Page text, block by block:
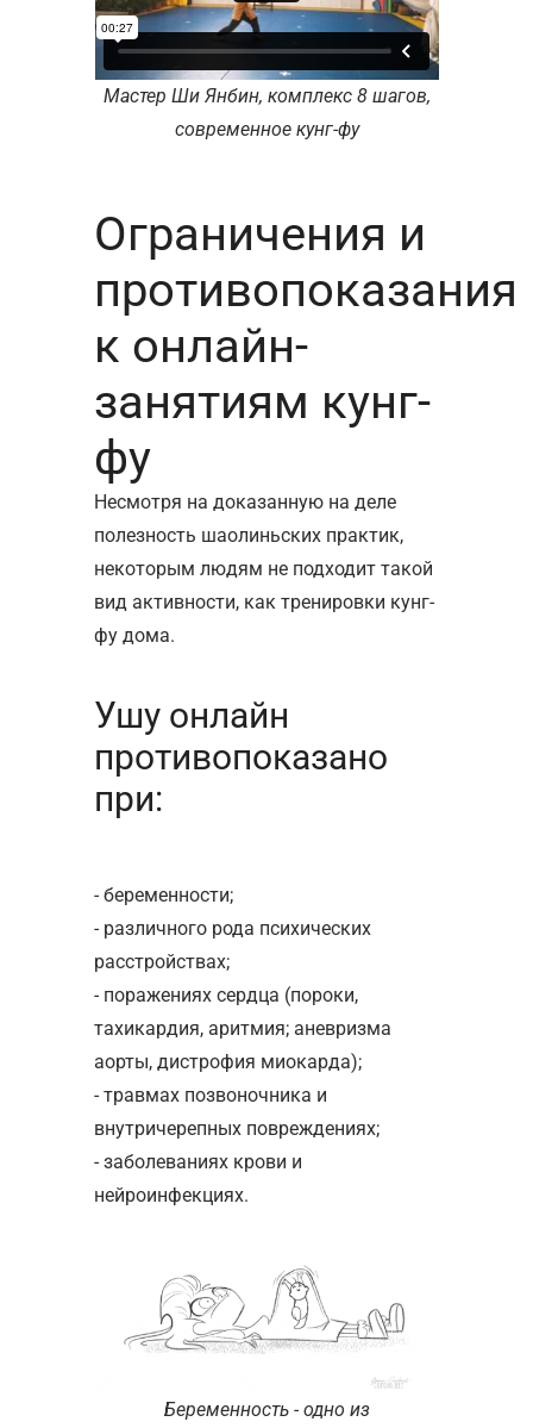
Мастер Ши Янбин, комплекс 8 шагов,
современное кунг-фу
Ограничения и
противопоказания
к онлайн-
занятиям кунг-
фу
Несмотря на доказанную на деле
полезность шаолиньских практик,
некоторым людям не подходит такой
вид активности, как тренировки кунг-
фу дома.
Ушу онлайн
противопоказано
при:
- беременности;
- различного рода психических
расстройствах;
- поражениях сердца (пороки,
тахикардия, аритмия; аневризма
аорты, дистрофия миокарда);
- травмах позвоночника и
внутричерепных повреждениях;
- заболеваниях крови и
нейроинфекциях.
Беременность - одно из